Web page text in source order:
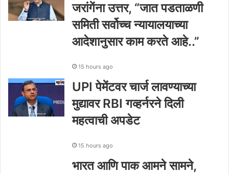
जरांगेंना उत्तर, “जात पडताळणी
समिती सर्वोच्च न्यायालयाच्या
आदेशानुसार काम करते आहे..”
15 hours ago
UPI पेमेंटवर चार्ज लावण्याच्या
मुद्यावर RBI गव्हर्नरने दिली
महत्वाची अपडेट
15 hours ago
भारत आणि पाक आमने सामने,